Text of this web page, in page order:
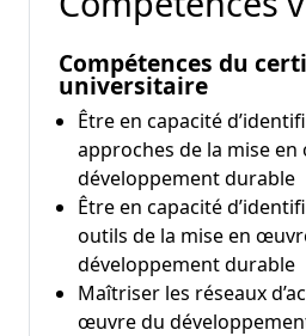
Compétences du
universitaire
Être en capacité
approches de la mise
développement durable
Être en capacité
outils de la mise en
développement durable
Maîtriser les réseaux
œuvre du